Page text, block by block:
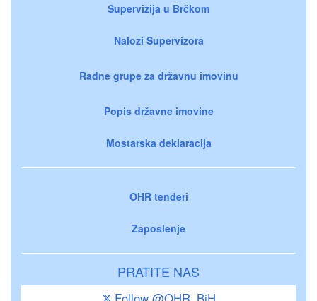
Supervizija u Brčkom
Nalozi Supervizora
Radne grupe za državnu imovinu
Popis državne imovine
Mostarska deklaracija
OHR tenderi
Zaposlenje
PRATITE NAS